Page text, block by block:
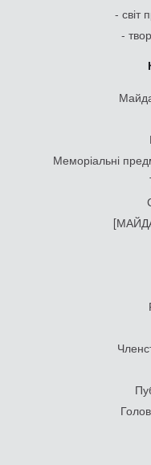
- світ
-
Меморіальні